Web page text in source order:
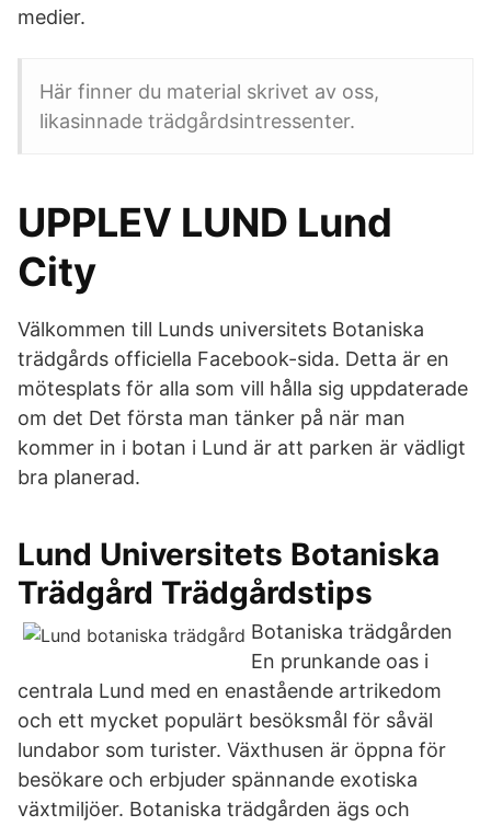
medier.
Här finner du material skrivet av oss,
likasinnade trädgårdsintressenter.
UPPLEV LUND Lund
City
Välkommen till Lunds universitets Botaniska
trädgårds officiella Facebook-sida. Detta är en
mötesplats för alla som vill hålla sig uppdaterade
om det Det första man tänker på när man
kommer in i botan i Lund är att parken är vädligt
bra planerad.
Lund Universitets Botaniska
Trädgård Trädgårdstips
Botaniska trädgården
En prunkande oas i
centrala Lund med en enastående artrikedom
och ett mycket populärt besöksmål för såväl
lundabor som turister. Växthusen är öppna för
besökare och erbjuder spännande exotiska
växtmiljöer. Botaniska trädgården ägs och